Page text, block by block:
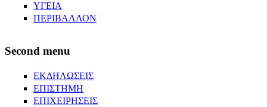
ΥΓΕΙΑ
ΠΕΡΙΒΑΛΛΟΝ
Second menu
ΕΚΔΗΛΩΣΕΙΣ
ΕΠΙΣΤΗΜΗ
ΕΠΙΧΕΙΡΗΣΕΙΣ